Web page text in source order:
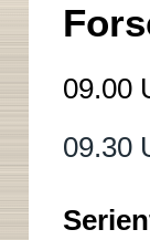
09.00